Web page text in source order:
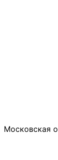
Московская